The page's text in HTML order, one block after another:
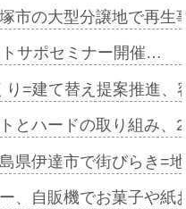
市の大型分譲地で再
サポセミナー開催…
り=建て替え提案推進
とハードの取り組み
県伊達市で街びらき=
、自販機でお菓子や